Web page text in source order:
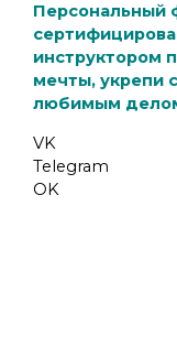
Персональный
инструктором
мечты, укрепи
любимым
VK
Telegram
OK